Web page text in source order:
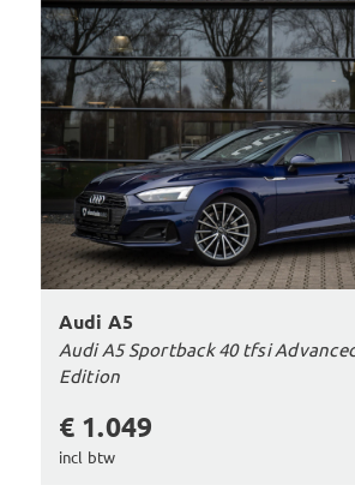
Audi A5
Audi A5 Sportback 40 tfsi
Edition
€ 1.049
incl btw